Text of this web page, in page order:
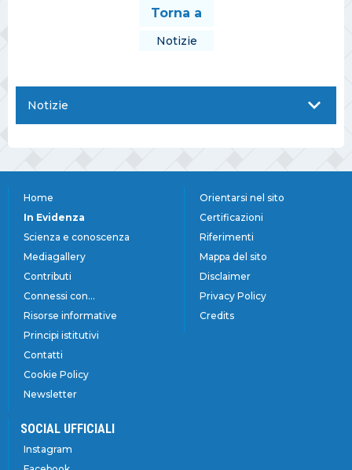
Torna a
Notizie
Notizie
Home
In Evidenza
Scienza e conoscenza
Mediagallery
Contributi
Connessi con...
Risorse informative
Principi istitutivi
Contatti
Cookie Policy
Newsletter
Orientarsi nel sito
Certificazioni
Riferimenti
Mappa del sito
Disclaimer
Privacy Policy
Credits
SOCIAL UFFICIALI
Instagram